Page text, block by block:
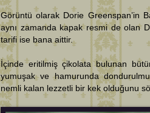
Görüntü olarak Dorie Greenspan’in
aynı zamanda kapak resmi de olan
tarifi ise bana aittir.
İçinde eritilmiş çikolata bulunan
yumuşak ve hamurunda
nemli kalan lezzetli bir kek olduğunu